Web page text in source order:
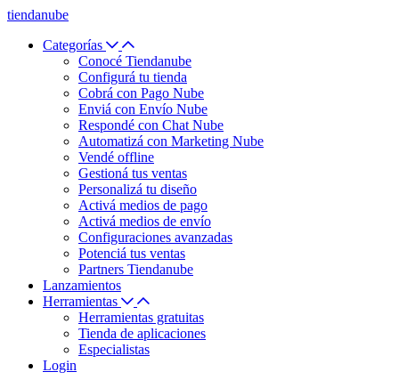
tiendanube
Categorías
Conocé Tiendanube
Configurá tu tienda
Cobrá con Pago Nube
Enviá con Envío Nube
Respondé con Chat Nube
Automatizá con Marketing Nube
Vendé offline
Gestioná tus ventas
Personalizá tu diseño
Activá medios de pago
Activá medios de envío
Configuraciones avanzadas
Potenciá tus ventas
Partners Tiendanube
Lanzamientos
Herramientas
Herramientas gratuitas
Tienda de aplicaciones
Especialistas
Login